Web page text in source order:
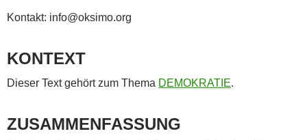
Kontakt: info@oksimo.org
KONTEXT
Dieser Text gehört zum Thema DEMOKRATIE.
ZUSAMMENFASSUNG